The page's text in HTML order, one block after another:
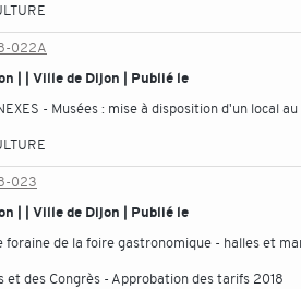
022A
| | Ville de Dijon | Publié le
- Musées : mise à disposition d'un local
023
| | Ville de Dijon | Publié le
foraine de la foire gastronomique - halles et
et des Congrès - Approbation des tarifs 2018